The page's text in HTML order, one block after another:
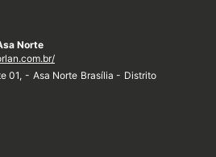
Norte
01, - Asa Norte Brasília - Distrito